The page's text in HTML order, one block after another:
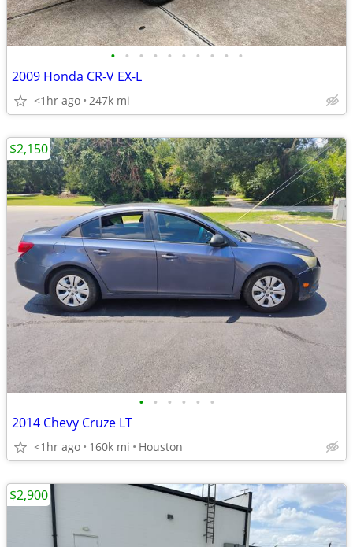
• • • • • • • • • •
2009 Honda CR-V EX-L
<1hr ago 247k mi
• • • • • •
2014 Chevy Cruze LT
<1hr ago 160k mi Houston
$2,150
$2,900